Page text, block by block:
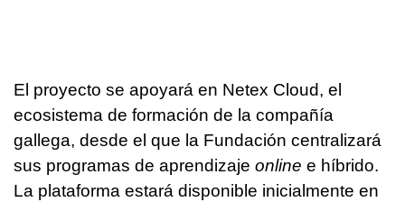
El proyecto se apoyará en Netex Cloud, el
ecosistema de formación de la compañía
gallega, desde el que la Fundación centralizará
sus programas de aprendizaje online e híbrido.
La plataforma estará disponible inicialmente en